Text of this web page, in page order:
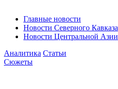
Главные новости
Новости Северного Кавказа
Новости Центральной Азии
Аналитика Статьи
Сюжеты